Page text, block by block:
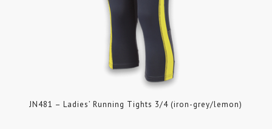
JN481 – Ladies’ Running Tights 3/4 (iron-grey/lemon)